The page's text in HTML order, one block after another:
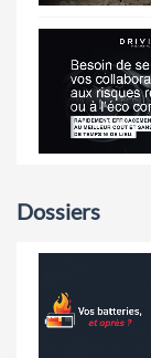
Dossiers